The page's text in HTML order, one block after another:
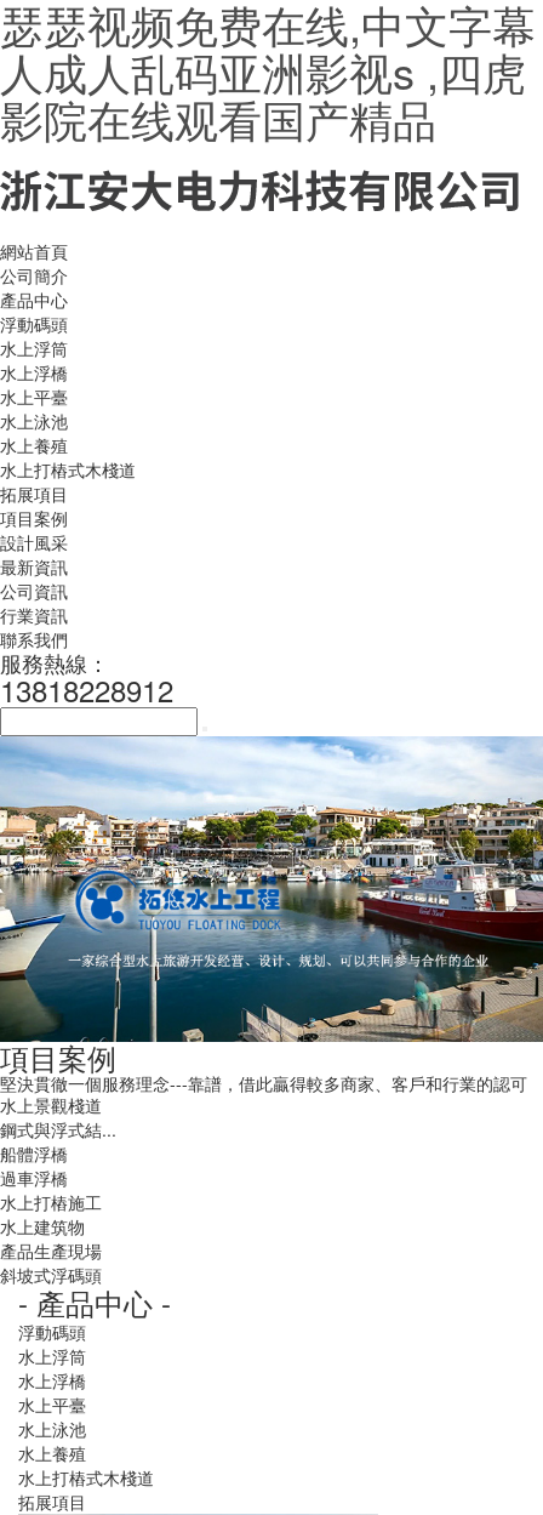
瑟瑟视频免费在线,中文字幕
人成人乱码亚洲影视s ,四虎
影院在线观看国产精品
網站首頁
公司簡介
產品中心
浮動碼頭
水上浮筒
水上浮橋
水上平臺
水上泳池
水上養殖
水上打樁式木棧道
拓展項目
項目案例
設計風采
最新資訊
公司資訊
行業資訊
聯系我們
服務熱線：
13818228912
項目案例
堅決貫徹一個服務理念---靠譜，借此贏得較多商家、客戶和行業的認可
水上景觀棧道
鋼式與浮式結...
船體浮橋
過車浮橋
水上打樁施工
水上建筑物
產品生產現場
斜坡式浮碼頭
- 產品中心 -
浮動碼頭
水上浮筒
水上浮橋
水上平臺
水上泳池
水上養殖
水上打樁式木棧道
拓展項目